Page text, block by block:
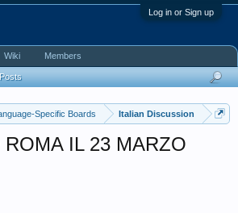
Log in or Sign up
Specific Boards Italian Discussion
IL 23 MARZO
Wiki Members